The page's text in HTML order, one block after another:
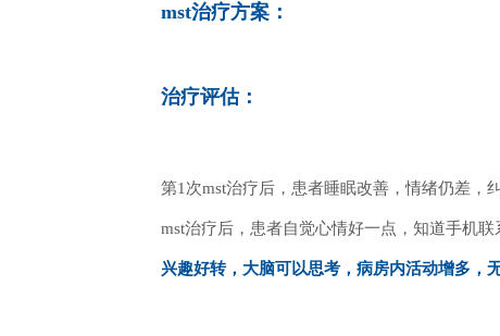
mst治疗方案：
治疗评估：
第1次mst治疗后，患者睡眠改善，情绪仍差，
mst治疗后，患者自觉心情好一点，知道手机
兴趣好转，大脑可以思考，病房内活动增多，